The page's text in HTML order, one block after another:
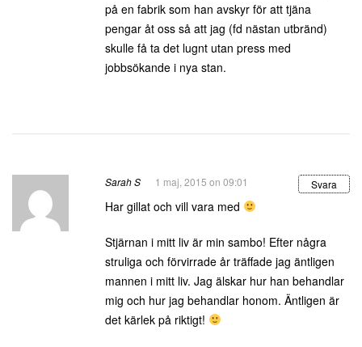
på en fabrik som han avskyr för att tjäna
pengar åt oss så att jag (fd nästan utbränd)
skulle få ta det lugnt utan press med
jobbsökande i nya stan.
Sarah S 1 maj, 2015 on 09:01 Svara
Har gillat och vill vara med
Stjärnan i mitt liv är min sambo! Efter några
struliga och förvirrade år träffade jag äntligen
mannen i mitt liv. Jag älskar hur han behandlar
mig och hur jag behandlar honom. Äntligen är
det kärlek på riktigt!